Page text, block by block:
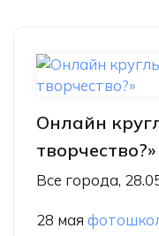
Онлайн
творчество?»
Все города,
28 мая